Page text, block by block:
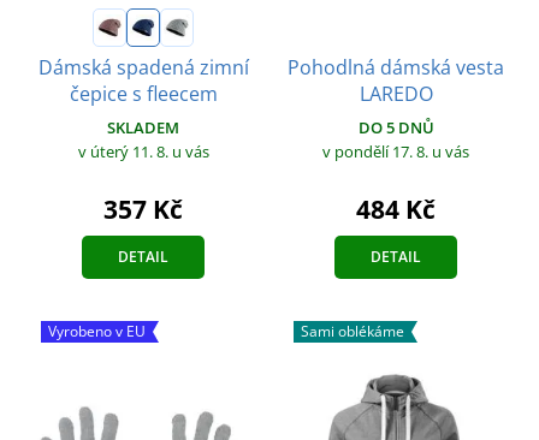
Dámská spadená zimní
čepice s fleecem
SKLADEM
v úterý 11. 8. u vás
357 Kč
DETAIL
Pohodlná dámská vesta
LAREDO
DO 5 DNŮ
v pondělí 17. 8. u vás
484 Kč
DETAIL
Vyrobeno v EU Sami oblékáme